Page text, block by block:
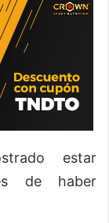
estar
de haber